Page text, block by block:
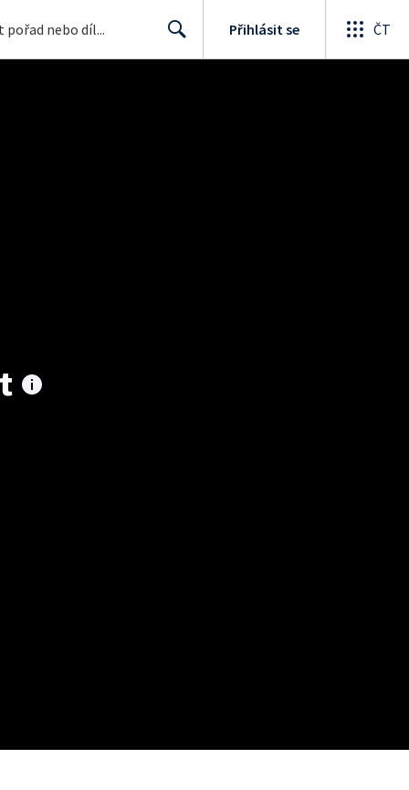
Přihlásit se ČT